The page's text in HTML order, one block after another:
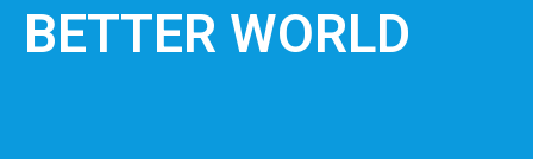
BETTER WORLD